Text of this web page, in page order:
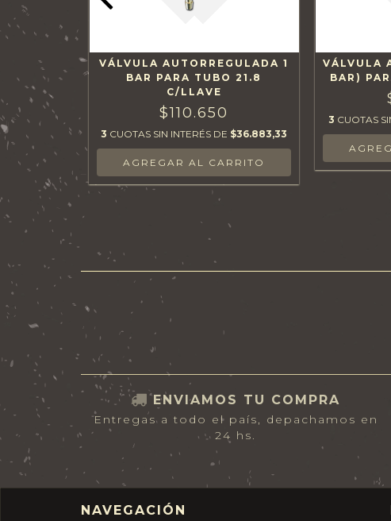
1
$30.666,67
VÁLVULA AUTORREGULADA 1
BAR PARA TUBO 21.8
C/LLAVE
$110.650
3 CUOTAS SIN INTERÉS DE $36.883,33
VÁLVULA
BAR)
3 CUOTAS
ENVIAMOS TU COMPRA
Entregas a todo el país, depachamos en
24 hs.
NAVEGACIÓN